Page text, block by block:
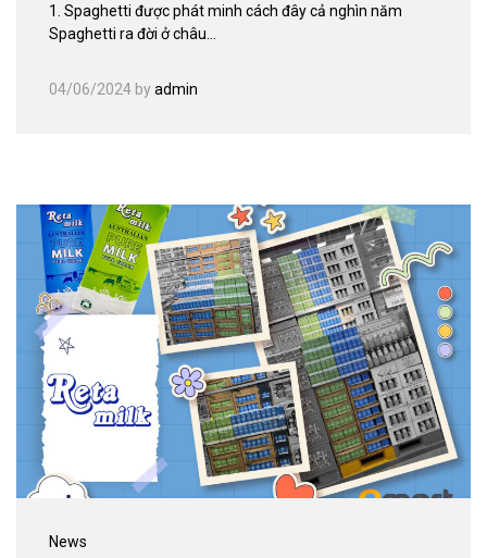
1. Spaghetti được phát minh cách đây cả nghìn năm
Spaghetti ra đời ở châu…
04/06/2024 byadmin
News